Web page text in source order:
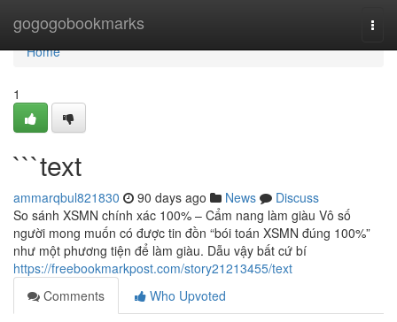
gogogobookmarks
Home
Home
1
```text
ammarqbul821830 90 days ago News
Discuss
So sánh XSMN chính xác 100% – Cẩm nang làm giàu Vô số
người mong muốn có được tin đồn “bói toán XSMN đúng 100%”
như một phương tiện để làm giàu. Dẫu vậy bất cứ bí
https://freebookmarkpost.com/story21213455/text
Comments
Who Upvoted